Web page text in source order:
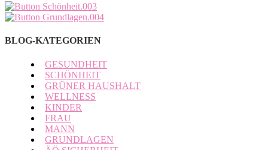
BLOG-KATEGORIEN
GESUNDHEIT
SCHÖNHEIT
GRÜNER HAUSHALT
WELLNESS
KINDER
FRAU
MANN
GRUNDLAGEN